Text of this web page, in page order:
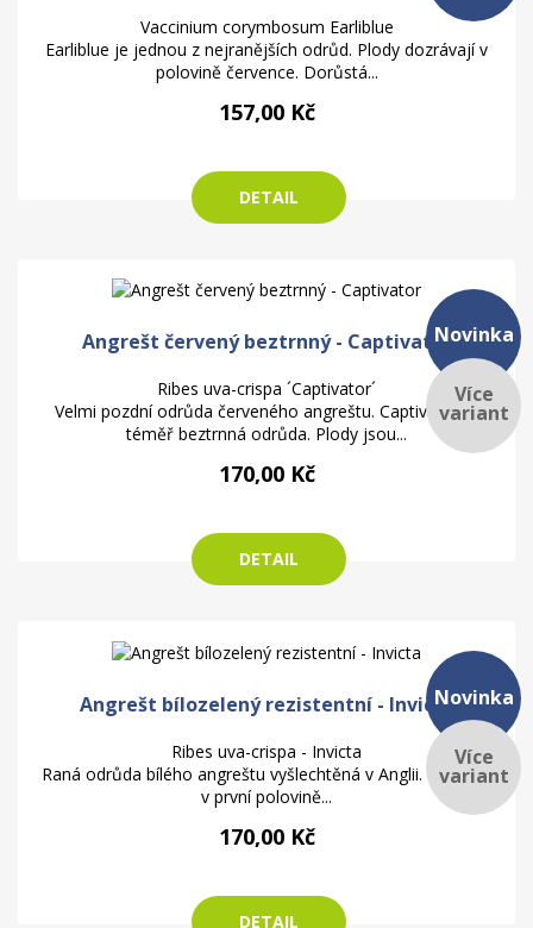
Vaccinium corymbosum Earliblue
Earliblue je jednou z nejranějších odrůd. Plody dozrávají v
polovině července. Dorůstá...
157,00 Kč
DETAIL
Angrešt červený beztrnný - Captivator
Ribes uva-crispa ´Captivator´
Velmi pozdní odrůda červeného angreštu. Captivator je
téměř beztrnná odrůda. Plody jsou...
170,00 Kč
DETAIL
Novinka
Více
variant
Angrešt bílozelený rezistentní - Invicta
Ribes uva-crispa - Invicta
Raná odrůda bílého angreštu vyšlechtěná v Anglii. Dozrává
v první polovině...
170,00 Kč
DETAIL
Novinka
Více
variant